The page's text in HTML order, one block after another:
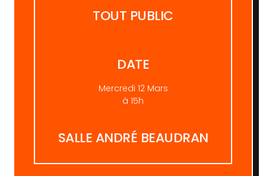
TOUT PUBLIC
DATE
Mercredi 12 Mars
à 15h
SALLE ANDRÉ BEAUDRAN